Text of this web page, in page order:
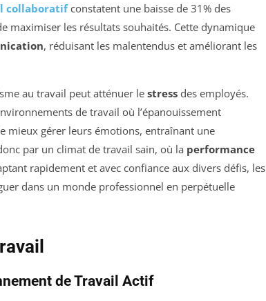
collaboratifconstatent une baisse de 31% des
maximiser les résultats souhaités. Cette dynamique
, réduisant les malentendus et améliorant les
au travail peut atténuer le stress des employés.
de travail où l’épanouissement
mieux gérer leurs émotions, entraînant une
par un climat de travail sain, où la performance
rapidement et avec confiance aux divers défis, les
dans un monde professionnel en perpétuelle
de Travail Actif